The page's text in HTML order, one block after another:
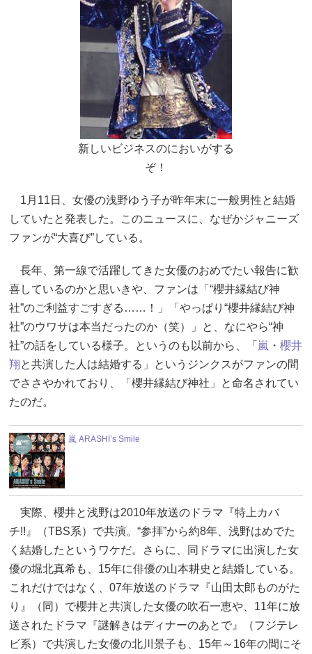
新しいビジネスのにおいがする
ぞ！
1月11日、女優の浅野ゆう子が昨年末に一般男性と結婚
していたと発表した。このニュースに、なぜかジャニーズ
ファンが“大喜び”している。
長年、第一線で活躍してきた女優のおめでたい報告に歓
喜しているのかと思いきや、ファンは「“櫻井縁結び神
社”のご利益すごすぎる……！」「やっぱり“櫻井縁結び神
社”のウワサは本当だったのか（笑）」と、なにやら“神
社”の話をしている様子。というのも以前から、「 嵐 ・ 櫻井
翔と共演した人は結婚する」というジンクスがファンの間
でささやかれており、「櫻井縁結び神社」と命名されてい
たのだ。
嵐 ARASHI’s Smile
実際、櫻井と浅野は2010年放送のドラマ『特上カバ
チ!!』（TBS系）で共演。“参拝”から約8年、浅野はめでた
く結婚したというワケだ。さらに、同ドラマに出演した女
優の堀北真希も、15年に俳優の山本耕史と結婚している。
これだけではなく、07年放送のドラマ『山田太郎ものがた
り』（同）で櫻井と共演した女優の吹石一恵や、11年に放
送されたドラマ『謎解きはディナーのあとで』（フジテレ
ビ系）で共演した女優の北川景子も、15年～16年の間にそ